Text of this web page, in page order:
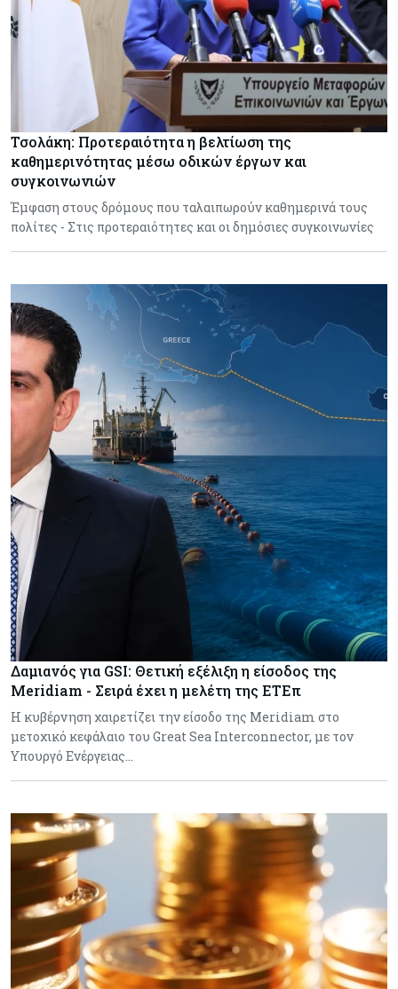
Τσολάκη: Προτεραιότητα η βελτίωση της
καθημερινότητας μέσω οδικών έργων και
συγκοινωνιών
Έμφαση στους δρόμους που ταλαιπωρούν καθημερινά τους
πολίτες - Στις προτεραιότητες και οι δημόσιες συγκοινωνίες
Δαμιανός για GSI: Θετική εξέλιξη η είσοδος της
Meridiam - Σειρά έχει η μελέτη της ΕΤΕπ
Η κυβέρνηση χαιρετίζει την είσοδο της Meridiam στο
μετοχικό κεφάλαιο του Great Sea Interconnector, με τον
Υπουργό Ενέργειας…